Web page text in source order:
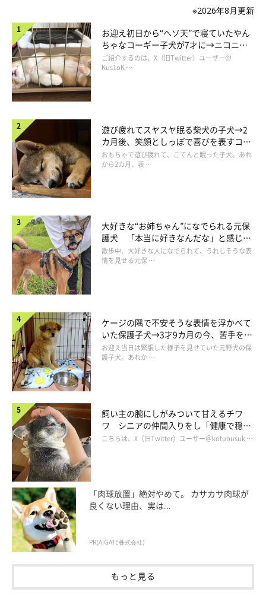
最後は、パパがママをくすぐり攻撃で起こしちゃうのでした(*
´∀｀*)
くすぐったくて起きたママに、ハチくんは
言わんばかりに飛びつきじゃれるじゃれる♡
やっぱり何が起こっていたのか、わかっていなかったみたい。ど
んなときでもマイペースな、ハチくんなのでした♪
※2026年8月更新
お迎え初日から“ヘソ天”で寝ていたやん
ちゃなコーギー子犬が7才に→ニコニ
コ“コーギースマイル”が魅力のコに成
長！
ご紹介するのは、X（旧Twitter）ユーザー＠
Kus1oK …
遊び疲れてスヤスヤ眠る柴犬の子犬→2
カ月後、笑顔としっぽで喜びを表すコに
成長！
おもちゃで遊び疲れて、こてんと眠った子犬。あれ
から2カ月、表 …
大好きな“お姉ちゃん”になでられる元保
護犬 「本当に好きなんだな」と感じる
表情にほっこり
散歩中、大好きな人になでられて、うれしそうな表
情を見せる元保 …
ケージの隅で不安そうな表情を浮かべて
いた保護子犬→3才9カ月の今、苦手を克
服し頼もしいコに成長！
お迎え当日は緊張した様子を見せていた元野犬の保
護子犬。あれか …
飼い主の腕にしがみついて甘えるチワ
ワ シニアの仲間入りをし「健康で穏や
かな暮らしが続いてほしい」と願う
こちらは、X（旧Twitter）ユーザー＠kotubusuk …
「肉球放置」絶対やめて。 カサカサ肉球が
良くない理由、実は...
PR(AIGATE株式会社)
もっと見る